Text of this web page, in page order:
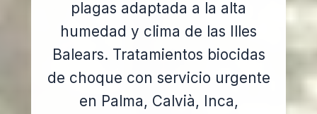
plagas adaptada a la alta
humedad y clima de las Illes
Balears. Tratamientos biocidas
de choque con servicio urgente
en Palma, Calvià, Inca,